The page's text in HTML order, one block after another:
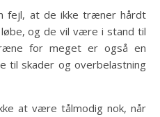
fejl, at de ikke træner hårdt
og de vil være i stand til
for meget er også en
til skader og overbelastning
at være tålmodig nok, når